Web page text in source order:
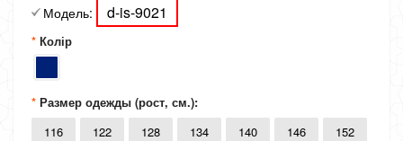
Модель: d-is-9021
Колір
Размер одежды (рост, см.):
116
122 128 134 140 146 152